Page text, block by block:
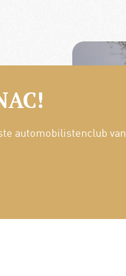
automobilistenclub van